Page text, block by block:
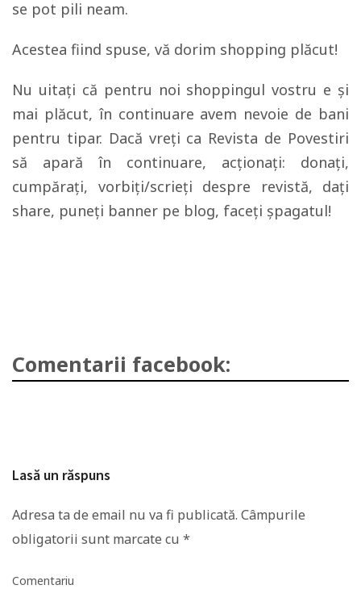
se pot pili neam.
Acestea fiind spuse, vă dorim shopping plăcut!
Nu uitați că pentru noi shoppingul vostru e și
mai plăcut, în continuare avem nevoie de bani
pentru tipar. Dacă vreți ca Revista de Povestiri
să apară în continuare, acționați: donați,
cumpărați, vorbiți/scrieți despre revistă, dați
share, puneți banner pe blog, faceți șpagatul!
Comentarii facebook:
Lasă un răspuns
Adresa ta de email nu va fi publicată. Câmpurile
obligatorii sunt marcate cu *
Comentariu